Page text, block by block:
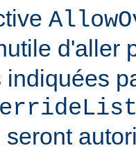
d'aller
indiquées
seront